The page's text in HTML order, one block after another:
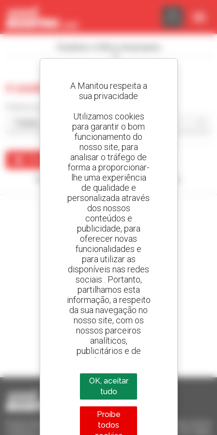
0 usado empilhador armado
Criar um alerta
Nenhum resultado corresponde à sua pesquisa.
Crie os seus alertas
e receba anúncios de equipamentos usados
800 concessionários
A Manitou em todo o mundo
1 em cada 4 telescópicos
vendido no mundo é um manitou
Invia le richieste a più concessionari contemporaneamente, ricevi le
notifiche in base agli alert impostati. Tutto questo dal tuo PC, tablet
Painel de Gerenciamento de Cookies
A Manitou respeita a
sua privacidade
Utilizamos cookies
para garantir o bom
funcionamento do
nosso site, para
analisar o tráfego de
forma a proporcionar-
lhe uma experiência
de qualidade e
personalizada através
dos nossos
conteúdos e
publicidade, para
oferecer novas
funcionalidades e
para utilizar as
disponíveis nas redes
sociais . Portanto,
partilhamos esta
informação, a respeito
da sua navegação no
nosso site, com os
nossos parceiros
analíticos,
publicitários e de
redes sociais
OK, aceitar
tudo
Proíbe
todos